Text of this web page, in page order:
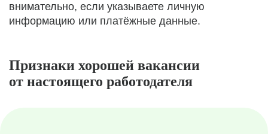
внимательно, если указываете личную
информацию или платёжные данные.
Признаки хорошей вакансии
от настоящего работодателя